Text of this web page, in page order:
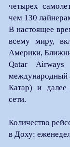
четырех
чем 130
В настоящее
всему миру,
Америки,
Qatar
международный
Катар) и
сети.
Количество
в Доху: